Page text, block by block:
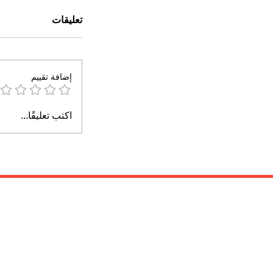
تعليقات
إضافة تقييم
اكتب تعليقًا...